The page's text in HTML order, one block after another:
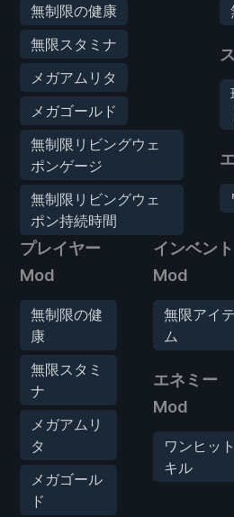
無制限の健康
無限スタミナ
メガアムリタ
メガゴールド
無制限リビングウェ
ポンゲージ
無制限リビングウェ
ポン持続時間
プレイヤー
Mod
無制限の健
康
無限スタミ
ナ
メガアムリ
タ
メガゴール
ド
インベン
Mod
無限アイテ
ム
エネミー
Mod
ワンヒット
キル